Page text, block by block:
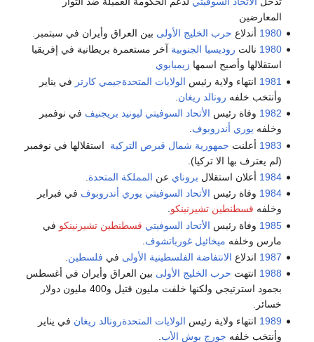
المعارضين
1980 أندلاع حرب الخليج الأولى بين العراق وأيران في سبتمبر.
1980 نالت روديسيا الجنوبية آخر مستعمرة بريطانية في إفريقيا
استقلالها وأصبح اسمها زيمبابوي
1981 انتهاء ولاية رئيس الولايات المتحدةجيمي كارتر في يناير
وأنتخب خلفه رونالد ريغان
1982 وفاة رئيس الأتحاد السوفيتي ليونيد بريجنيف في نوفمبر
وخلفه يوري أندروبوف
1983 أعلنت جمهورية شمال قبرص التركية استقلالها في نوفمبر
(لم يعترف بها الا تركيا).
1984 أعلان استقلال بروناي عن المملكة المتحدة
1984 وفاة رئيس الأتحاد السوفيتي يوري أندروبوف في فبراير
وخلفه قسطنطين تشيرنينكو.
1985 وفاة رئيس الأتحاد السوفيتي قسطنطين تشيرنينكو في
مارس وخلفه ميخائيل غورباتشوف
1987 اندلاع الانتفاضة الفلسطينية الأولى في فلسطين
1988 انتهت حرب الخليج الأولى بين العراق وأيران في أغسطس
بجمود استرتيجي ولكنها خلفت مليون قتيل و400 مليون دولار
خسائر.
1989 انتهاء ولاية رئيس الولايات المتحدةرونالد ريغان في يناير
وأنتخب خلفه جورج بوش الأب